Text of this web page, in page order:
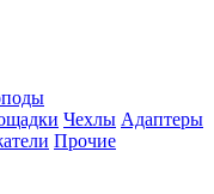
Чехлы Адаптеры
Прочие